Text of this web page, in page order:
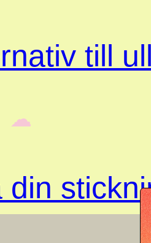
till
‎ ‎‎ ☁︎‎‎
din